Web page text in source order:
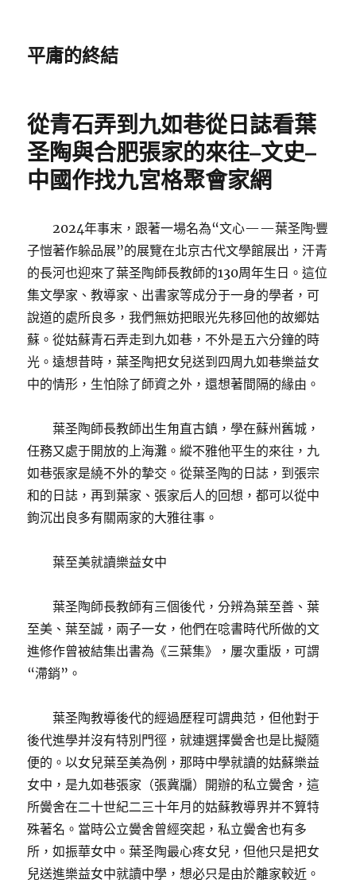
平庸的終結
從青石弄到九如巷從日誌看葉
圣陶與合肥張家的來往–文史–
中國作找九宮格聚會家網
2024年事末，跟著一場名為“文心——葉圣陶·豐
子愷著作躲品展”的展覽在北京古代文學館展出，汗青
的長河也迎來了葉圣陶師長教師的130周年生日。這位
集文學家、教導家、出書家等成分于一身的學者，可
說道的處所良多，我們無妨把眼光先移回他的故鄉姑
蘇。從姑蘇青石弄走到九如巷，不外是五六分鐘的時
光。遠想昔時，葉圣陶把女兒送到四周九如巷樂益女
中的情形，生怕除了師資之外，還想著間隔的緣由。
葉圣陶師長教師出生甪直古鎮，學在蘇州舊城，
任務又處于開放的上海灘。縱不雅他平生的來往，九
如巷張家是繞不外的摯交。從葉圣陶的日誌，到張宗
和的日誌，再到葉家、張家后人的回想，都可以從中
鉤沉出良多有關兩家的大雅往事。
葉至美就讀樂益女中
葉圣陶師長教師有三個後代，分辨為葉至善、葉
至美、葉至誠，兩子一女，他們在唸書時代所做的文
進修作曾被結集出書為《三葉集》，屢次重版，可謂
“滯銷”。
葉圣陶教導後代的經過歷程可謂典范，但他對于
後代進學并沒有特別門徑，就連選擇黌舍也是比擬隨
便的。以女兒葉至美為例，那時中學就讀的姑蘇樂益
女中，是九如巷張家（張冀牖）開辦的私立黌舍，這
所黌舍在二十世紀二三十年月的姑蘇教導界并不算特
殊著名。當時公立黌舍曾經突起，私立黌舍也有多
所，如振華女中。葉圣陶最心疼女兒，但他只是把女
兒送進樂益女中就讀中學，想必只是由於離家較近。